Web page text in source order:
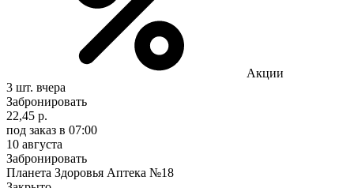
Акции
3 шт. вчера
Забронировать
22,45 р.
под заказ в 07:00
10 августа
Забронировать
Планета Здоровья Аптека №18